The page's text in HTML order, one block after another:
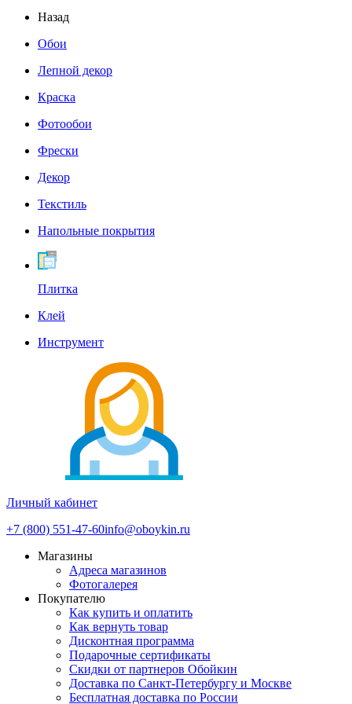
Назад
Обои
Лепной декор
Краска
Фотообои
Фрески
Декор
Текстиль
Напольные покрытия
Плитка
Клей
Инструмент
Личный кабинет
+7 (800) 551-47-60info@oboykin.ru
Магазины
Адреса магазинов
Фотогалерея
Покупателю
Как купить и оплатить
Как вернуть товар
Дисконтная программа
Подарочные сертификаты
Скидки от партнеров Обойкин
Доставка по Санкт-Петербургу и Москве
Бесплатная доставка по России